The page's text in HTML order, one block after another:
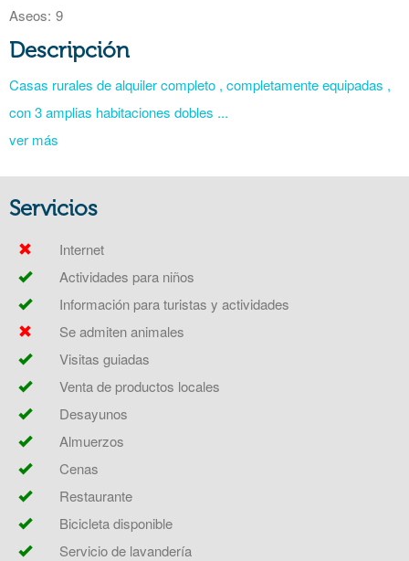
Aseos: 9
Descripción
Casas rurales de alquiler completo , completamente equipadas ,
con 3 amplias habitaciones dobles ...
ver más
Servicios
Internet
Actividades para niños
Información para turistas y actividades
Se admiten animales
Visitas guiadas
Venta de productos locales
Desayunos
Almuerzos
Cenas
Restaurante
Bicicleta disponible
Servicio de lavandería